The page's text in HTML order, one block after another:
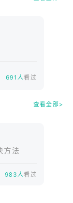
691人看过
查看全部>
方法
983人看过